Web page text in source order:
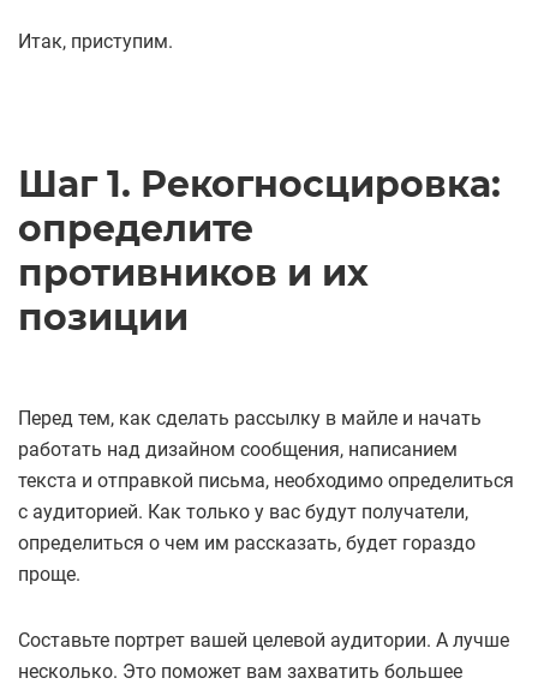
Итак, приступим.
Шаг 1. Рекогносцировка:
определите
противников и их
позиции
Перед тем, как сделать рассылку в майле и начать
работать над дизайном сообщения, написанием
текста и отправкой письма, необходимо определиться
с аудиторией. Как только у вас будут получатели,
определиться о чем им рассказать, будет гораздо
проще.
Составьте портрет вашей целевой аудитории. А лучше
несколько. Это поможет вам захватить большее